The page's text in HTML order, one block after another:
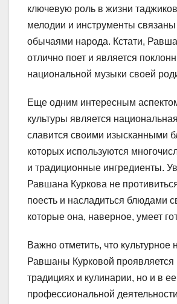
ключевую роль в жизни
мелодии и инструменты связаны
обычаями народа. Кстати,
отлично поет и является
национальной музыки своей
Еще одним интересным
культуры является
славится своими изысканными
которых используются
и традиционные ингредиенты.
Равшана Куркова не
поесть и насладиться блюдами
которые она, наверное, умеет
Важно отметить, что культурное
Равшаны Курковой проявляется
традициях и кулинарии, но и в ее
профессиональной